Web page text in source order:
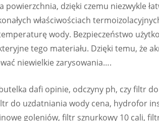
powierzchnia, dzięki czemu niezwykle
właściwościach
wody. Bezpieczeństwo
tego materiału. Dzięki temu, że
niewielkie zarysowania….
dafi opinie, odczyny ph, czy filtr
do uzdatniania wody cena, hydrofor
goleniów, filtr sznurkowy 10 cali,